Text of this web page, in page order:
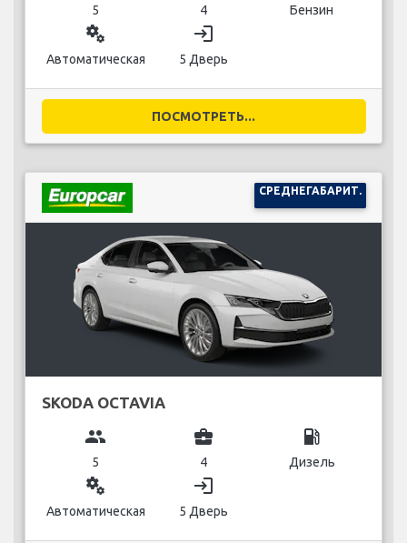
5 4 Бензин
miscellaneous_services
Автоматическая
login
5 Дверь
ПОСМОТРЕТЬ...
СРЕДНЕГАБАРИТ.
SKODA OCTAVIA
group
5
business_center
4
local_gas_station
Дизель
miscellaneous_services
Автоматическая
login
5 Дверь